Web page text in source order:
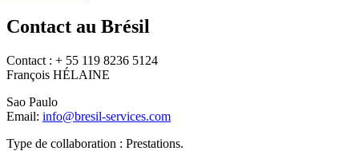
Contact au Brésil
Contact : + 55 119 8236 5124
François HÉLAINE
Sao Paulo
Email: info@bresil-services.com
Type de collaboration : Prestations.